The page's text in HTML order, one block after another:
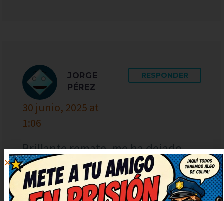
JORGE
PÉREZ
30 junio, 2025 at
1:06
RESPONDER
Brillante remate, me ha dejado
con una carcajada tremenda. El
juego de palabras está finísimo,
me ha sorprendido. Seguid